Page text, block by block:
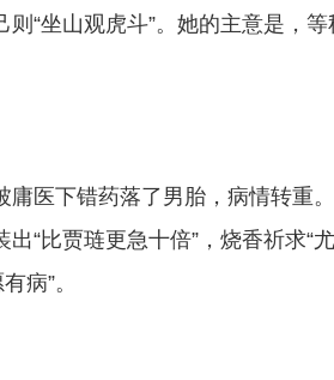
则“坐山观虎斗”。她的主意是，
庸医下错药落了男胎，病情转重
出“比贾琏更急十倍”，烧香祈求“
病”。